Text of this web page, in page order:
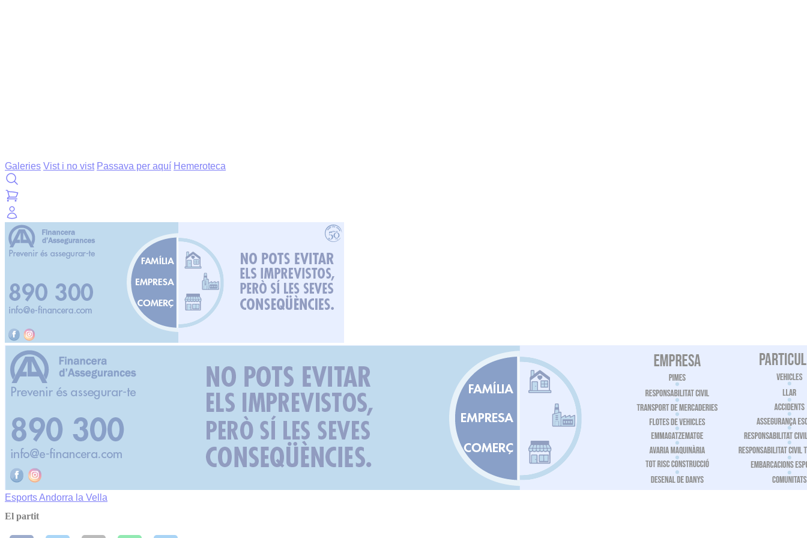
Galeries Vist i no vist Passava per aquí Hemeroteca
EsportsAndorra la Vella
El partit